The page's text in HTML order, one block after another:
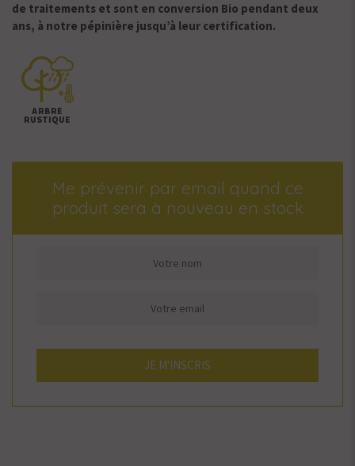
de traitements et sont en conversion Bio pendant deux
ans, à notre pépinière jusqu’à leur certification.
Me prévenir par email quand ce
produit sera à nouveau en stock